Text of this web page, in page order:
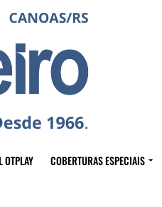
OTPLAY COBERTURAS ESPECIAIS